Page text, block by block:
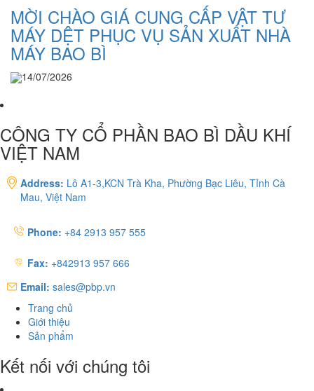
MỜI CHÀO GIÁ CUNG CẤP VẬT TƯ
MÁY DỆT PHỤC VỤ SẢN XUẤT NHÀ
MÁY BAO BÌ
14/07/2026
CÔNG TY CỔ PHẦN BAO BÌ DẦU KHÍ
VIỆT NAM
Address: Lô A1-3,KCN Trà Kha, Phường Bạc Liêu, Tỉnh Cà
Mau, Việt Nam
Phone: +84 2913 957 555
Fax: +842913 957 666
Email: sales@pbp.vn
Trang chủ
Giới thiệu
Sản phẩm
Kết nối với chúng tôi